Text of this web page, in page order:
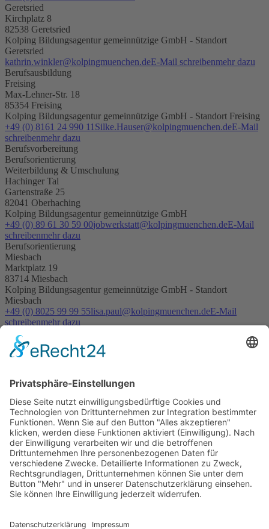
Geretsried
Kirchplatz 8
82538 Geretsried
Kolping Bildungsagentur gemeinnützige GmbH - Standort
Geretsried
kathrin.winkler@kolpingmuenchen.deE-Mail schreibenmehr dazu
Berufsausbildung
Freising
Max-Lehner-Str. 18
85354 Freising
Kolping Bildungsagentur gemeinnützige GmbH - Standort Freising
+49 (0) 8161 24 990 11 Silke.Hauser@kolpingmuenchen.deE-Mail
schreibenmehr dazu
Berufsvorbereitung
Berufsorientierung
Weiterbildung & Umschulung
Hachinger Tal
Gartenstraße 25
82041 Oberhaching
Kolping Bildungsagentur gemeinnützige GmbH
+49 (0) 89 61 30 59 00jobwerkstatt@kolpingmuenchen.deE-Mail
schreibenmehr dazu
Berufsorientierung
Miesbach
Marktplatz 19
83714 Miesbach
Kolping Bildungsagentur gemeinnützige GmbH - Standort
Miesbach
+49 (0) 8025 99 99 55lisa.paul@kolpingmuenchen.deE-Mail
schreibenmehr dazu
Berufsorientierung
Berufsvorbereitung
Berufsausbildung
BildungsangeboteAlle Angebote Berufsorientierung
Berufsvorbereitung Sozialarbeit Integrationskurse Weiterbildung
Adolf-Kolping-Berufsschule
Hotels & Jugendwohnen Jugendwohnen bei Kolping
Ausbildungshotel St. Theresia Jugendwohnen Entenbachstraße
Innsbrucker Ring Das Ernstl
Dienstleistungen Catering Landschaftsbau Raumvermietung
KarriereArbeitgeberleistungen Offene Stellen Praktikum Soziale
Arbeit kolping.jobs
Über uns Unternehmen Vorstand und Verwaltungsrat Qualität und
Anspruch Partner und Auftraggeber Intranet